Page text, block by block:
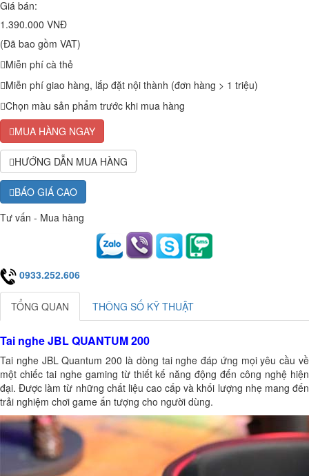
Giá bán:
1.390.000 VNĐ
(Đã bao gồm VAT)
Miễn phí cà thẻ
Miễn phí giao hàng, lắp đặt nội thành (đơn hàng > 1 triệu)
Chọn màu sản phẩm trước khi mua hàng
MUA HÀNG NGAY
HƯỚNG DẪN MUA HÀNG
BÁO GIÁ CAO
Tư vấn - Mua hàng
0933.252.606
TỔNG QUAN THÔNG SỐ KỸ THUẬT
Tai nghe JBL QUANTUM 200
Tai nghe JBL Quantum 200 là dòng tai nghe đáp ứng mọi yêu cầu về
một chiếc tai nghe gaming từ thiết kế năng động đến công nghệ hiện
đại. Được làm từ những chất liệu cao cấp và khối lượng nhẹ mang đến
trải nghiệm chơi game ấn tượng cho người dùng.